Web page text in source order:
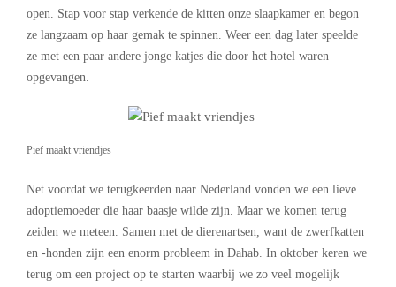
open. Stap voor stap verkende de kitten onze slaapkamer en begon
ze langzaam op haar gemak te spinnen. Weer een dag later speelde
ze met een paar andere jonge katjes die door het hotel waren
opgevangen.
Pief maakt vriendjes
Net voordat we terugkeerden naar Nederland vonden we een lieve
adoptiemoeder die haar baasje wilde zijn. Maar we komen terug
zeiden we meteen. Samen met de dierenartsen, want de zwerfkatten
en -honden zijn een enorm probleem in Dahab. In oktober keren we
terug om een project op te starten waarbij we zo veel mogelijk